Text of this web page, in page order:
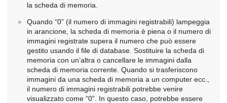
la scheda di memoria.
Quando “0” (il numero di immagini registrabili) lampeggia
in arancione, la scheda di memoria è piena o il numero di
immagini registrate supera il numero che può essere
gestito usando il file di database. Sostituire la scheda di
memoria con un’altra o cancellare le immagini dalla
scheda di memoria corrente. Quando si trasferiscono
immagini da una scheda di memoria a un computer ecc.,
il numero di immagini registrabili potrebbe venire
visualizzato come “0”. In questo caso, potrebbe essere